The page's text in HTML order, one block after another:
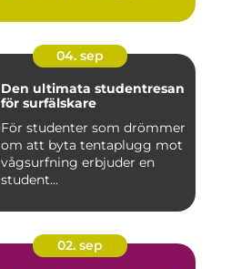
04. sep
Den ultimata studentresan
för surfälskare
För studenter som drömmer
om att byta tentaplugg mot
vågsurfning erbjuder en
student...
02. sep